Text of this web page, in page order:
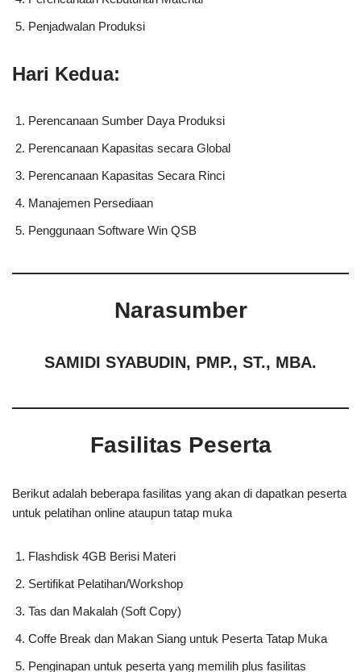
Penjadwalan Produksi
Hari Kedua:
Perencanaan Sumber Daya Produksi
Perencanaan Kapasitas secara Global
Perencanaan Kapasitas Secara Rinci
Manajemen Persediaan
Penggunaan Software Win QSB
Narasumber
SAMIDI SYABUDIN, PMP., ST., MBA.
Fasilitas Peserta
Berikut adalah beberapa fasilitas yang akan di dapatkan peserta
untuk pelatihan online ataupun tatap muka
Flashdisk 4GB Berisi Materi
Sertifikat Pelatihan/Workshop
Tas dan Makalah (Soft Copy)
Coffe Break dan Makan Siang untuk Peserta Tatap Muka
Penginapan untuk peserta yang memilih plus fasilitas